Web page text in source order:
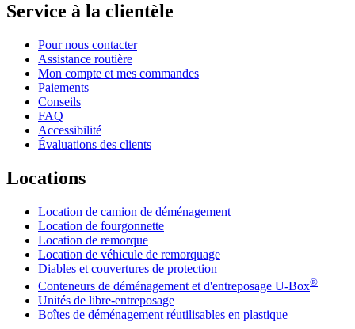
Service à la clientèle
Pour nous contacter
Assistance routière
Mon compte et mes commandes
Paiements
Conseils
FAQ
Accessibilité
Évaluations des clients
Locations
Location de camion de déménagement
Location de fourgonnette
Location de remorque
Location de véhicule de remorquage
Diables et couvertures de protection
Conteneurs de déménagement et d'entreposage U-Box®
Unités de libre-entreposage
Boîtes de déménagement réutilisables en plastique